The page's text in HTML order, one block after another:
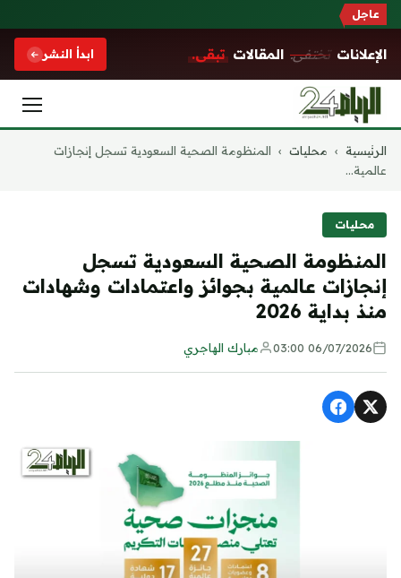
عاجل
الإعلانات تختفي. المقالات تبقى. ابدأ النشر
التجاوز
الرئيسية › محليات › المنظومة الصحية السعودية تسجل إنجازات
عالمية...
محليات
المنظومة الصحية السعودية تسجل
إنجازات عالمية بجوائز واعتمادات وشهادات
منذ بداية 2026
06/07/2026 03:00 مبارك الهاجري